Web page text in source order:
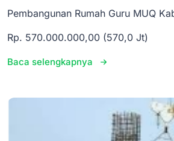
Pembangunan Rumah Guru MUQ
Rp. 570.000.000,00 (570,0 Jt)
Baca selengkapnya